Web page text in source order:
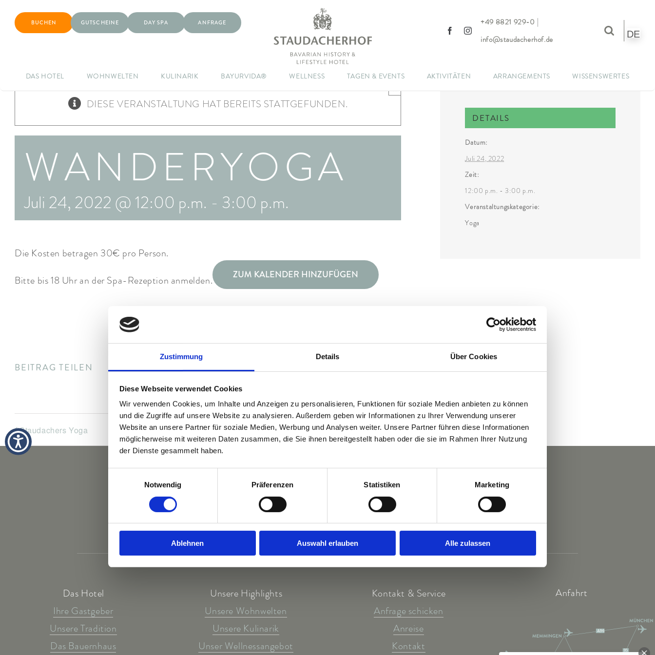
Zustimmung Details Über Cookies
Diese Webseite verwendet Cookies
Wir verwenden Cookies, um Inhalte und Anzeigen zu personalisieren, Funktionen für soziale Medien anbieten zu können
und die Zugriffe auf unsere Website zu analysieren. Außerdem geben wir Informationen zu Ihrer Verwendung unserer
Website an unsere Partner für soziale Medien, Werbung und Analysen weiter. Unsere Partner führen diese Informationen
möglicherweise mit weiteren Daten zusammen, die Sie ihnen bereitgestellt haben oder die sie im Rahmen Ihrer Nutzung
der Dienste gesammelt haben.
Notwendig
Präferenzen Statistiken Marketing
Ablehnen Auswahl erlauben Alle zulassen
BUCHEN GUTSCHEINE DAY SPA ANFRAGE +49 8821 929-0
info@staudacherhof.de DE
DAS HOTEL WOHNWELTEN KULINARIK BAYURVIDA® WELLNESS TAGEN & EVENTS AKTIVITÄTEN ARRANGEMENTS WISSENSWERTES
DIESE VERANSTALTUNG HAT BEREITS STATTGEFUNDEN.
×
WANDERYOGA
Juli 24, 2022 @ 12:00 p.m. - 3:00 p.m.
Die Kosten betragen 30€ pro Person.
Bitte bis 18 Uhr an der Spa-Rezeption anmelden. ZUM KALENDER HINZUFÜGEN
BEITRAG TEILEN Facebook
X RedditLinkedInWhatsApp
TumblrPinterest
Staudachers Yoga Kräuterwanderung
DETAILS
Datum:
Juli 24, 2022
Zeit:
12:00 p.m. - 3:00 p.m.
Veranstaltungskategorie:
Yoga
Das Hotel
Ihre Gastgeber
Unsere Tradition
Das Bauernhaus
Unsere Highlights
Unsere Wohnwelten
Unsere Kulinarik
Unser Wellnessangebot
Kontakt & Service
Anfrage schicken
Anreise
Kontakt
Anfahrt
A96
95